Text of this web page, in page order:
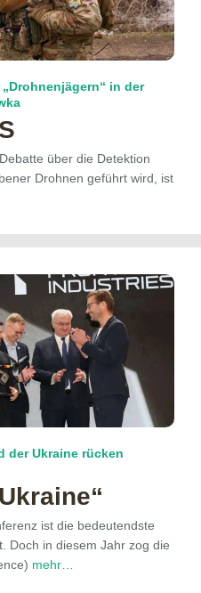
in der
über die Detektion
Drohnen geführt wird, ist
der Ukraine rücken
ist die bedeutendste
Doch in diesem Jahr zog die
mehr…